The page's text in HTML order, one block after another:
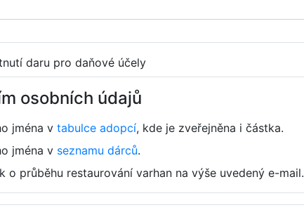
daru pro daňové účely
osobních údajů
jména v tabulce adopcí, kde je zveřejněna i částka.
jména v seznamu dárců.
o průběhu restaurování varhan na výše uvedený e-mail.